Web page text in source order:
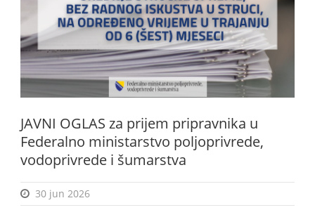
BiH
JAVNI OGLAS za prijem pripravnika u
Federalno ministarstvo poljoprivrede,
vodoprivrede i šumarstva
30 jun 2026